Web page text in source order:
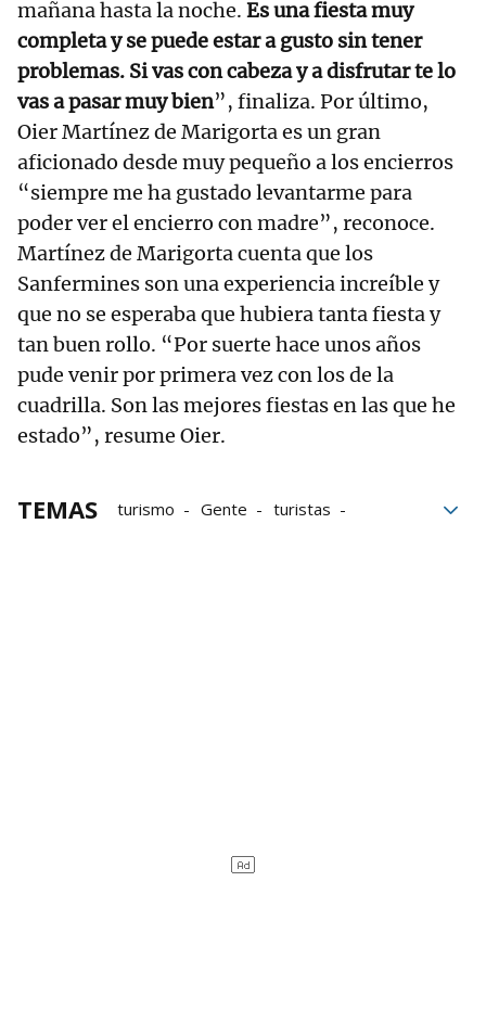
mañana hasta la noche. Es una fiesta muy
completa y se puede estar a gusto sin tener
problemas. Si vas con cabeza y a disfrutar te lo
vas a pasar muy bien”, finaliza. Por último,
Oier Martínez de Marigorta es un gran
aficionado desde muy pequeño a los encierros
“siempre me ha gustado levantarme para
poder ver el encierro con madre”, reconoce.
Martínez de Marigorta cuenta que los
Sanfermines son una experiencia increíble y
que no se esperaba que hubiera tanta fiesta y
tan buen rollo. “Por suerte hace unos años
pude venir por primera vez con los de la
cuadrilla. Son las mejores fiestas en las que he
estado”, resume Oier.
TEMAS turismo Gente
turistas